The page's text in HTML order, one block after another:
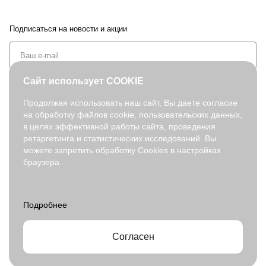
Подписаться на новости и акции
+7 (495) 127-08-52
order@fabretti.ru
© 2026. fabretti.ru. Все права защищены
Все ресурсы сайта fabretti.ru, включая (но не ограничиваясь)
структуру, дизайн и оформление страниц, доменное имя,
фирменное наименование являются объектами авторского права и
прав на интеллектуальную собственность, защищены российским
законодательством и международными соглашениями об охране
Сайт использует COOKIE
Продолжая использовать наш сайт, Вы даете согласие
на обработку файлов cookie, пользовательских данных,
в целях эффективной работы сайта, проведения
ретаргетинга и статистических исследований. Вы
можете запретить обработку Cookies в настройках
браузера.
Согласен